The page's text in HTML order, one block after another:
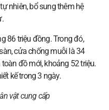
nhiên, bổ sung thêm hệ
86 triệu đồng. Trong đó,
cửa chống muỗi là 34
đồ mới, khoảng 52 triệu.
kế trong 3 ngày.
vật cung cấp